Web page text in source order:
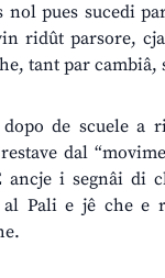
nol pues sucedi
ridût parsore,
tant par
de scuele a
dal
ancje i segnâi di
Pali e jê che e